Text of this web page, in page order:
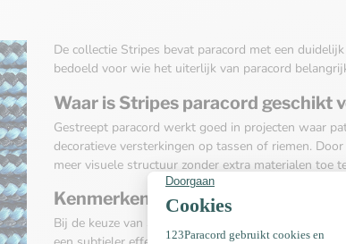
De collectie Stripes bevat paracord met een
bedoeld voor wie het uiterlijk van paracord
Waar is Stripes paracord geschikt
Gestreept paracord werkt goed in projecten waar
decoratieve versterkingen op tassen of riemen.
meer visuele structuur zonder extra materialen toe
Kenmerken om op te letten
Bij de keuze van Stripes paracord zijn een aantal